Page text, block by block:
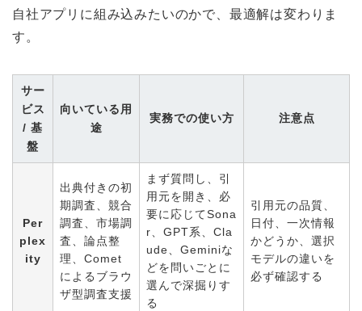
自社アプリに組み込みたいのかで、最適解は変わりま
す。
サー
ビス
/ 基
盤
向いている用
途
実務での使い方 注意点
Per
plex
ity
出典付きの初
期調査、競合
調査、市場調
査、論点整
理、Comet
によるブラウ
ザ型調査支援
まず質問し、引
用元を開き、必
要に応じてSona
r、GPT系、Cla
ude、Geminiな
どを問いごとに
選んで深掘りす
る
引用元の品質、
日付、一次情報
かどうか、選択
モデルの違いを
必ず確認する